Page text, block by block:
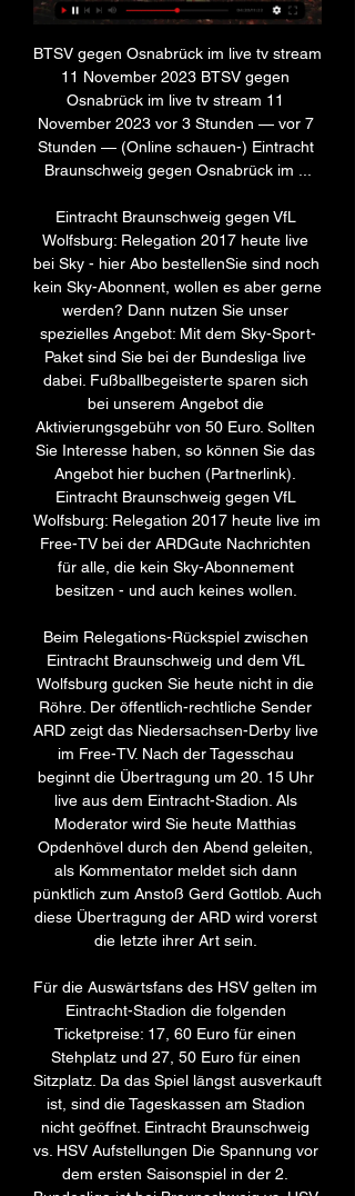
BTSV gegen Osnabrück im live tv stream
11 November 2023 BTSV gegen
Osnabrück im live tv stream 11
November 2023 vor 3 Stunden — vor 7
Stunden — (Online schauen-) Eintracht
Braunschweig gegen Osnabrück im ...
Eintracht Braunschweig gegen VfL
Wolfsburg: Relegation 2017 heute live
bei Sky - hier Abo bestellenSie sind noch
kein Sky-Abonnent, wollen es aber gerne
werden? Dann nutzen Sie unser
spezielles Angebot: Mit dem Sky-Sport-
Paket sind Sie bei der Bundesliga live
dabei. Fußballbegeisterte sparen sich
bei unserem Angebot die
Aktivierungsgebühr von 50 Euro. Sollten
Sie Interesse haben, so können Sie das
Angebot hier buchen (Partnerlink).
Eintracht Braunschweig gegen VfL
Wolfsburg: Relegation 2017 heute live im
Free-TV bei der ARDGute Nachrichten
für alle, die kein Sky-Abonnement
besitzen - und auch keines wollen.
Beim Relegations-Rückspiel zwischen
Eintracht Braunschweig und dem VfL
Wolfsburg gucken Sie heute nicht in die
Röhre. Der öffentlich-rechtliche Sender
ARD zeigt das Niedersachsen-Derby live
im Free-TV. Nach der Tagesschau
beginnt die Übertragung um 20. 15 Uhr
live aus dem Eintracht-Stadion. Als
Moderator wird Sie heute Matthias
Opdenhövel durch den Abend geleiten,
als Kommentator meldet sich dann
pünktlich zum Anstoß Gerd Gottlob. Auch
diese Übertragung der ARD wird vorerst
die letzte ihrer Art sein.
Für die Auswärtsfans des HSV gelten im
Eintracht-Stadion die folgenden
Ticketpreise: 17, 60 Euro für einen
Stehplatz und 27, 50 Euro für einen
Sitzplatz. Da das Spiel längst ausverkauft
ist, sind die Tageskassen am Stadion
nicht geöffnet. Eintracht Braunschweig
vs. HSV Aufstellungen Die Spannung vor
dem ersten Saisonspiel in der 2.